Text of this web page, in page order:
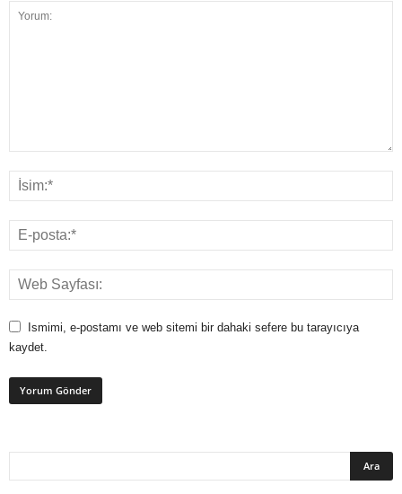
Ismimi, e-postamı ve web sitemi bir dahaki sefere bu tarayıcıya
kaydet.